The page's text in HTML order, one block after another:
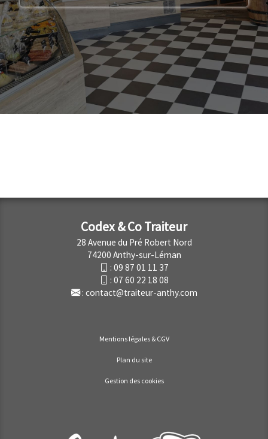
Codex & Co Traiteur
28 Avenue du Pré Robert Nord
74200 Anthy-sur-Léman
: 09 87 01 11 37
: 07 60 22 18 08
: contact@traiteur-anthy.com
Mentions légales & CGV
Plan du site
Gestion des cookies